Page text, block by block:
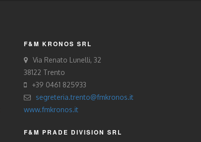
F&M KRONOS SRL
Via Renato Lunelli, 32
38122 Trento
+39 0461 825933
segreteria.trento@fmkronos.it
www.fmkronos.it
F&M PRADE DIVISION SRL